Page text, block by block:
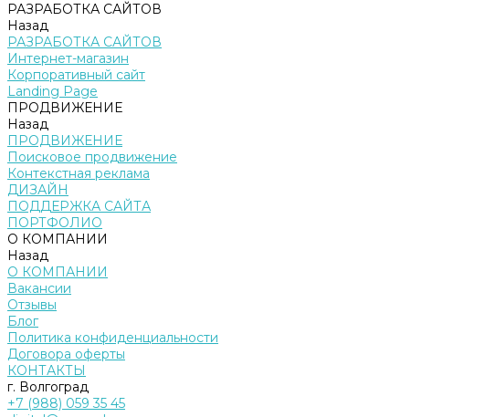
РАЗРАБОТКА САЙТОВ
Назад
РАЗРАБОТКА САЙТОВ
Интернет-магазин
Корпоративный сайт
Landing Page
ПРОДВИЖЕНИЕ
Назад
ПРОДВИЖЕНИЕ
Поисковое продвижение
Контекстная реклама
ДИЗАЙН
ПОДДЕРЖКА САЙТА
ПОРТФОЛИО
О КОМПАНИИ
Назад
О КОМПАНИИ
Вакансии
Отзывы
Блог
Политика конфиденциальности
Договора оферты
КОНТАКТЫ
г. Волгоград
+7 (988) 059 35 45